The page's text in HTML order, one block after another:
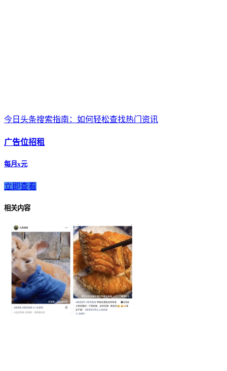
今日头条搜索指南：如何轻松查找热门资讯
广告位招租
每月x元
立即查看
相关内容